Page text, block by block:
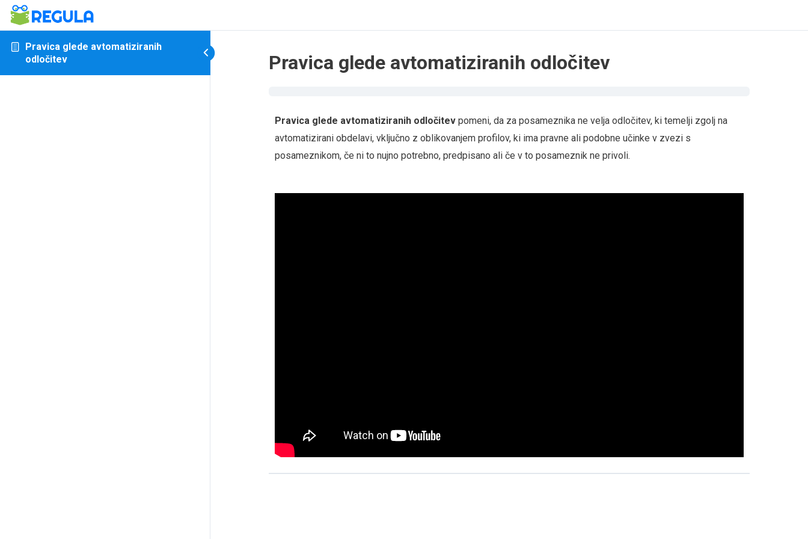
Pravica glede avtomatiziranih
odločitev
Pravica glede avtomatiziranih odločitev
Pravica glede avtomatiziranih odločitev pomeni, da za posameznika ne velja odločitev, ki temelji zgolj na
avtomatizirani obdelavi, vključno z oblikovanjem profilov, ki ima pravne ali podobne učinke v zvezi s
posameznikom, če ni to nujno potrebno, predpisano ali če v to posameznik ne privoli.